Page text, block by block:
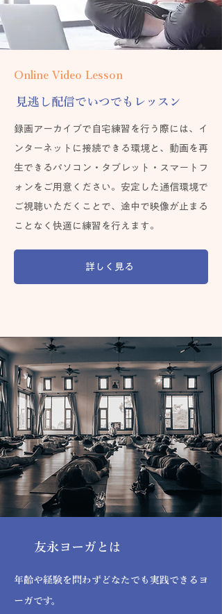
Online Video Lesson
見逃し配信でいつでもレッスン
録画アーカイブで自宅練習を行う際には、イ
ンターネットに接続できる環境と、動画を再
生できるパソコン・タブレット・スマートフ
ォンをご用意ください。安定した通信環境で
ご視聴いただくことで、途中で映像が止まる
ことなく快適に練習を行えます。
詳しく見る
​友永ヨーガとは
年齢や経験を問わずどなたでも実践できるヨ
ーガです。